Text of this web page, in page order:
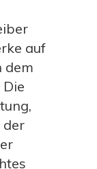
auf
dem
der